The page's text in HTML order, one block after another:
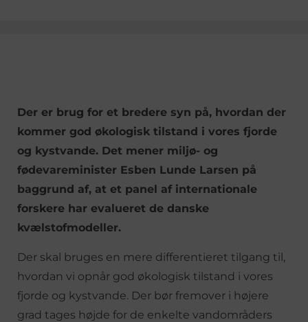
Der er brug for et bredere syn på, hvordan der
kommer god økologisk tilstand i vores fjorde
og kystvande. Det mener miljø- og
fødevareminister Esben Lunde Larsen på
baggrund af, at et panel af internationale
forskere har evalueret de danske
kvælstofmodeller.
Der skal bruges en mere differentieret tilgang til,
hvordan vi opnår god økologisk tilstand i vores
fjorde og kystvande. Der bør fremover i højere
grad tages højde for de enkelte vandområders